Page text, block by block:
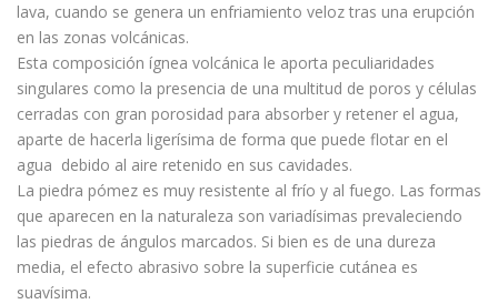
lava, cuando se genera un enfriamiento veloz tras una erupción
en las zonas volcánicas.
Esta composición ígnea volcánica le aporta peculiaridades
singulares como la presencia de una multitud de poros y células
cerradas con gran porosidad para absorber y retener el agua,
aparte de hacerla ligerísima de forma que puede flotar en el
agua debido al aire retenido en sus cavidades.
La piedra pómez es muy resistente al frío y al fuego. Las formas
que aparecen en la naturaleza son variadísimas prevaleciendo
las piedras de ángulos marcados. Si bien es de una dureza
media, el efecto abrasivo sobre la superficie cutánea es
suavísima.